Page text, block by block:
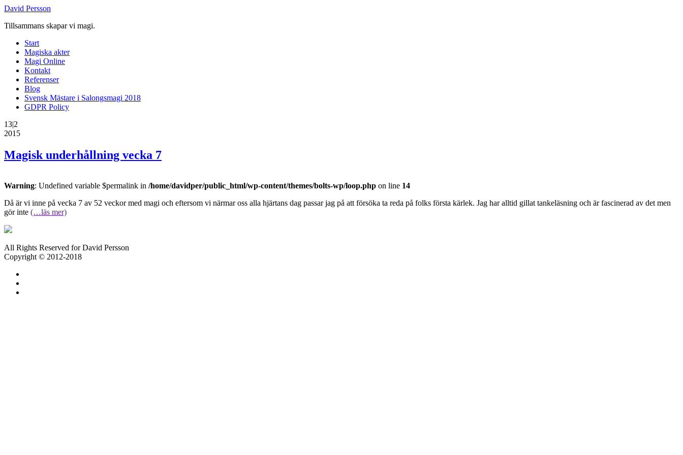
David Persson
Tillsammans skapar vi magi.
Start
Magiska akter
Magi Online
Kontakt
Referenser
Blog
Svensk Mästare i Salongsmagi 2018
GDPR Policy
13|2
2015
Magisk underhållning vecka 7
Warning: Undefined variable $permalink in /home/davidper/public_html/wp-content/themes/bolts-wp/loop.php on line 14
Då är vi inne på vecka 7 av 52 veckor med magi och eftersom vi närmar oss alla hjärtans dag passar jag på att försöka ta reda på folks första kärlek. Jag har alltid gillat tankeläsning och är fascinerad av det men
gör inte (…läs mer)
All Rights Reserved for David Persson
Copyright © 2012-2018